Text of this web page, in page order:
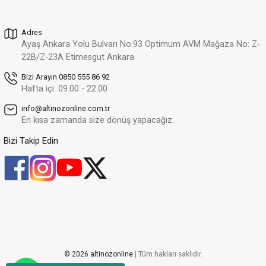
%32
Yeni
Zirkon Taşlı Modern Tasarım Çift Sıra Ayartlanabilir Yeşil Altın Yüzük
17.310,08 TL
Yeni
Modern Ve Zarif Tasarım Şık Yeşil Altın Yüzük
17.350,23 TL
%30
Altınöz Mücevherat
Zirkon Taşlı Modern Tasarım Şık Yeşil Altın Yüzük
20.766,68 TL
Adres
Ayaş Ankara Yolu Bulvarı No:93 Optimum AVM Mağaza No: Z-
22B/Z-23A Etimesgut Ankara
Bizi Arayın 0850 555 86 92
Hafta içi: 09.00 - 22.00
info@altinozonline.com.tr
En kısa zamanda size dönüş yapacağız.
Bizi Takip Edin
© 2026 altinozonline | Tüm hakları saklıdır.